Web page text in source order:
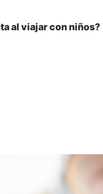
al viajar con niños?